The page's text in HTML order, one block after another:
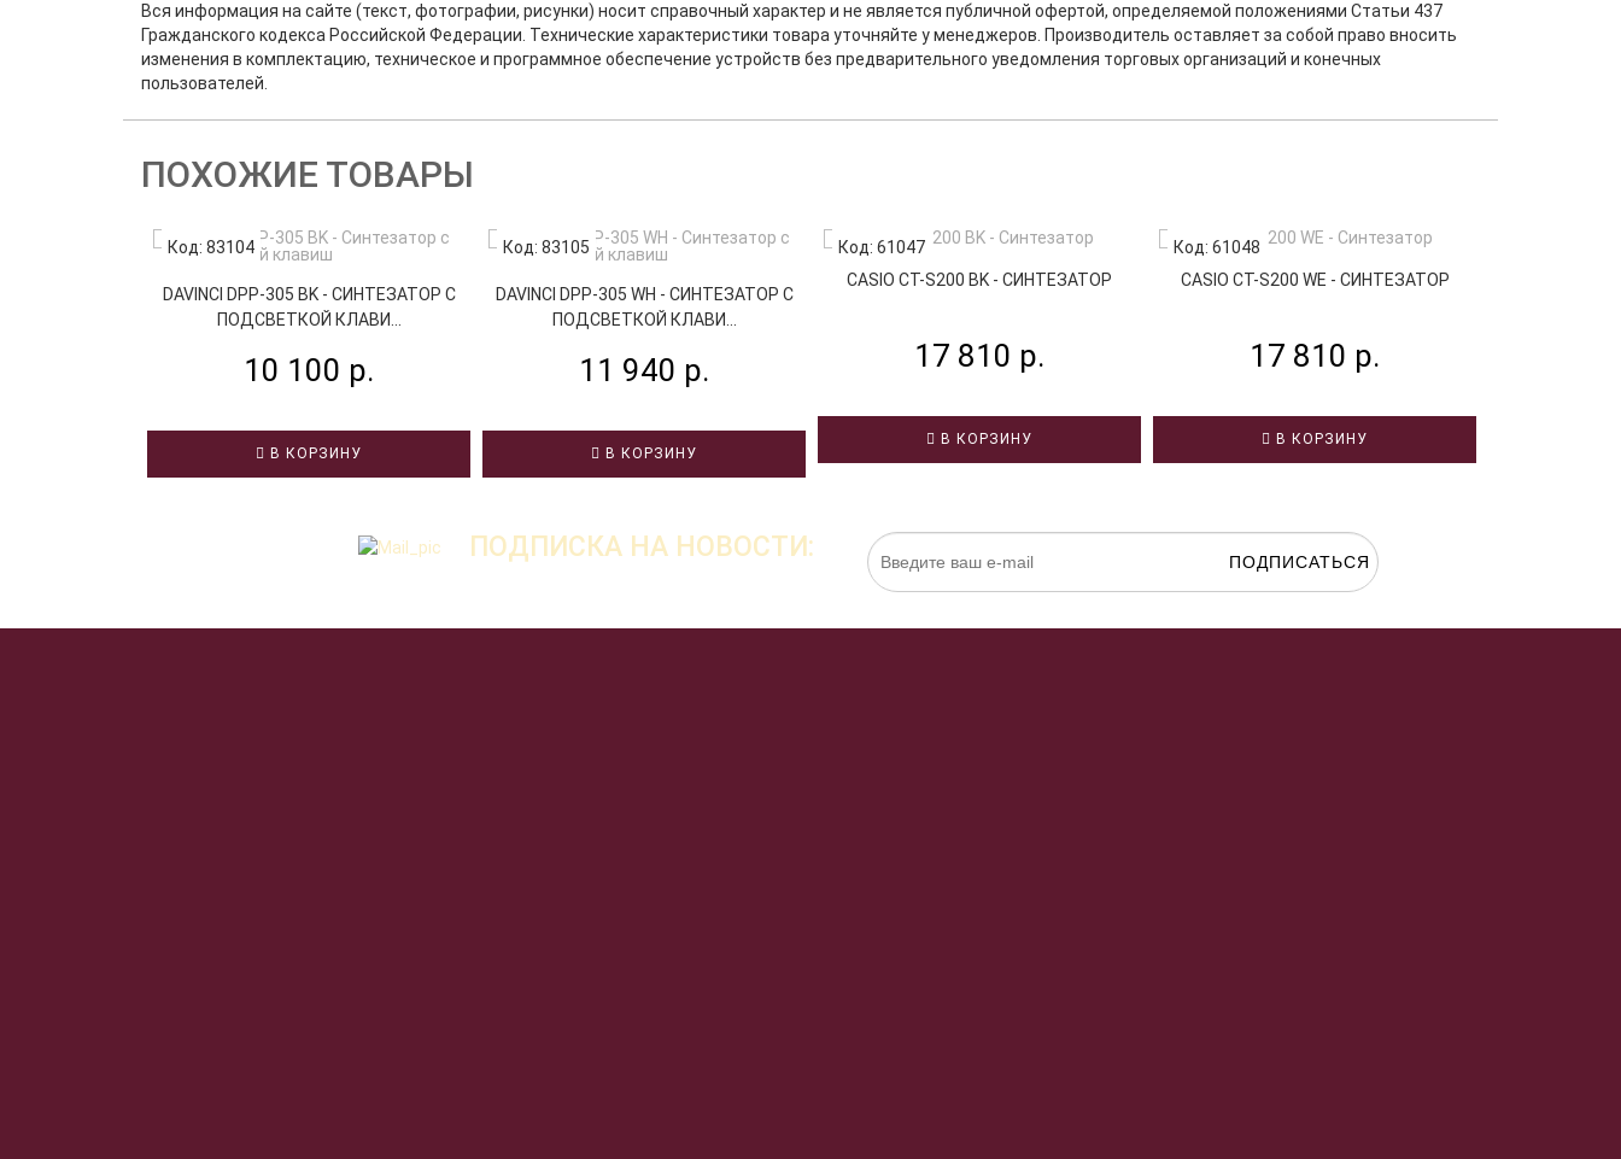
Вся информация на сайте (текст, фотографии, рисунки) носит справочный характер и не является публичной офертой, определяемой положениями Статьи 437
Гражданского кодекса Российской Федерации. Технические характеристики товара уточняйте у менеджеров. Производитель оставляет за собой право вносить
изменения в комплектацию, техническое и программное обеспечение устройств без предварительного уведомления торговых организаций и конечных
пользователей.
ПОХОЖИЕ ТОВАРЫ
Код: 83104
DAVINCI DPP-305 BK - СИНТЕЗАТОР С
ПОДСВЕТКОЙ КЛАВИ...
10 100 р.
В КОРЗИНУ
Код: 83105
DAVINCI DPP-305 WH - СИНТЕЗАТОР С
ПОДСВЕТКОЙ КЛАВИ...
11 940 р.
В КОРЗИНУ
Код: 61047
CASIO CT-S200 BK - СИНТЕЗАТОР
17 810 р.
В КОРЗИНУ
Код: 61048
CASIO CT-S200 WE - СИНТЕЗАТОР
17 810 р.
В КОРЗИНУ
ПОДПИСКА НА НОВОСТИ: ПОДПИСАТЬСЯ